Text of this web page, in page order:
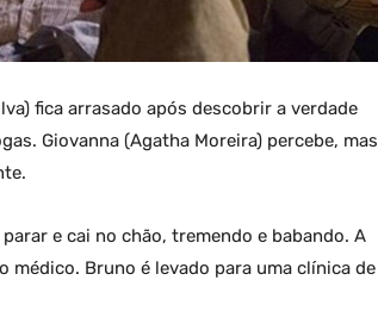
fica arrasado após descobrir a verdade
Giovanna (Agatha Moreira) percebe, mas
e cai no chão, tremendo e babando. A
médico. Bruno é levado para uma clínica de